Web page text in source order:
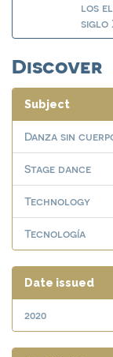
los
siglo
Discover
Subject
Danza sin
Stage dance
Technology
Tecnología
Date issued
2020